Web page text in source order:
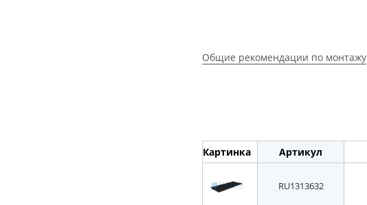
Общие рекомендации по монтажу
Картинка Артикул
RU1313632